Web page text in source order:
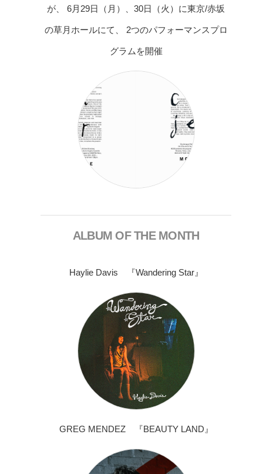
が、 6月29日（月）、30日（火）に東京/赤坂
の草月ホールにて、 2つのパフォーマンスプロ
グラムを開催
ALBUM OF THE MONTH
Haylie Davis 『Wandering Star』
GREG MENDEZ 『BEAUTY LAND』